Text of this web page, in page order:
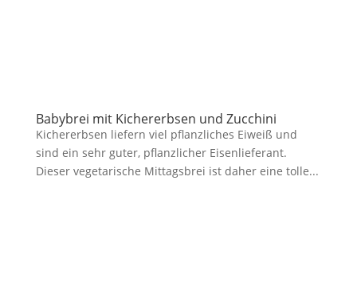
Babybrei mit Kichererbsen und Zucchini
Kichererbsen liefern viel pflanzliches Eiweiß und
sind ein sehr guter, pflanzlicher Eisenlieferant.
Dieser vegetarische Mittagsbrei ist daher eine tolle...